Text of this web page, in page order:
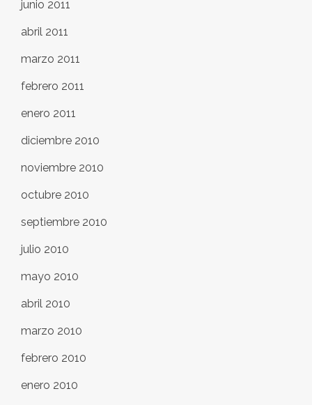
junio 2011
abril 2011
marzo 2011
febrero 2011
enero 2011
diciembre 2010
noviembre 2010
octubre 2010
septiembre 2010
julio 2010
mayo 2010
abril 2010
marzo 2010
febrero 2010
enero 2010